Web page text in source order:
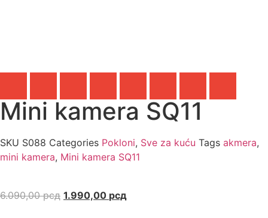
Mini kamera SQ11
SKU S088 Categories Pokloni, Sve za kuću Tags akmera,
mini kamera, Mini kamera SQ11
6.090,00рсд 1.990,00 рсд